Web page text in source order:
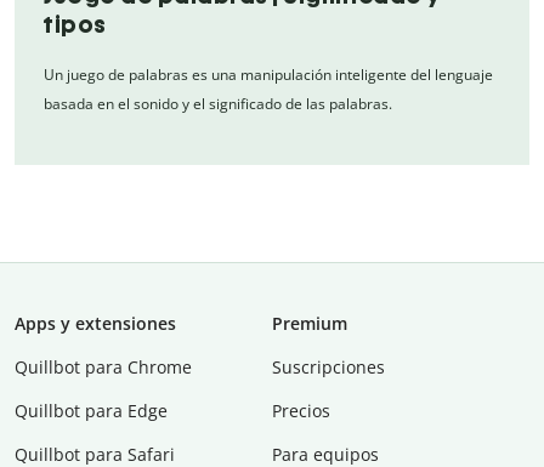
tipos
Un juego de palabras es una manipulación inteligente del lenguaje
basada en el sonido y el significado de las palabras.
Apps y extensiones
Quillbot para Chrome
Quillbot para Edge
Quillbot para Safari
Premium
Suscripciones
Precios
Para equipos